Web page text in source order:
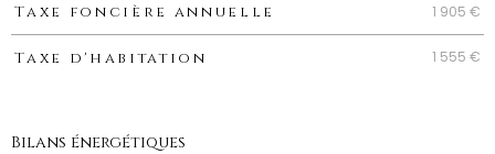
Taxe foncière annuelle 1 905 €
Taxe d'habitation 1 555 €
Bilans énergétiques